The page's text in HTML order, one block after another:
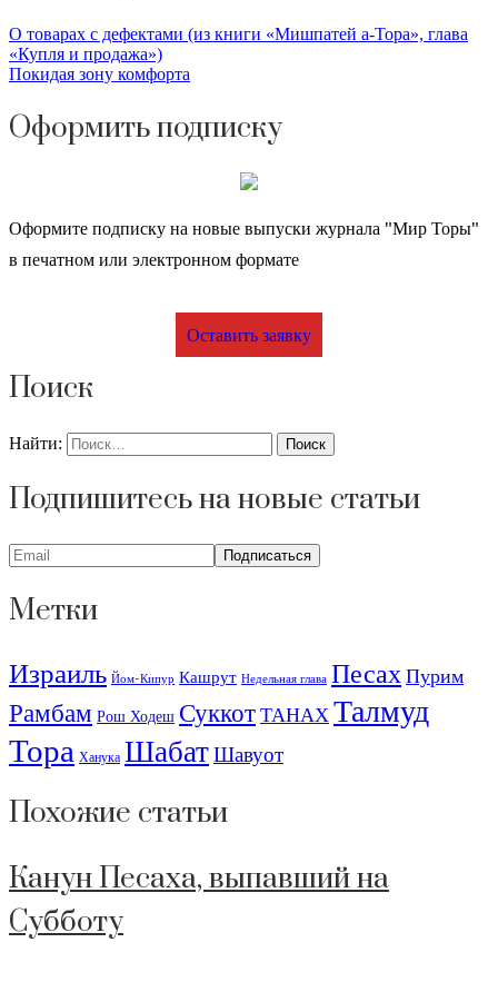
О товарах с дефектами (из книги «Мишпатей а-Тора», глава
«Купля и продажа»)
Покидая зону комфорта
Оформить подписку
Оформите подписку на новые выпуски журнала "Мир Торы"
в печатном или электронном формате
Оставить заявку
Поиск
Найти:
Подпишитесь на новые статьи
Метки
Израиль Йом-Кипур Кашрут Недельная глава ПесахПурим
Рамбам Рош Ходеш СуккотТАНАХТалмуд
Тора Ханука ШабатШавуот
Похожие статьи
Канун Песаха, выпавший на
Субботу